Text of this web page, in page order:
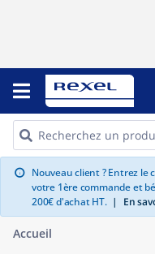
info Nouveau client ? Entrez le
votre 1ère commande et
200€ d'achat HT. | En
Accueil